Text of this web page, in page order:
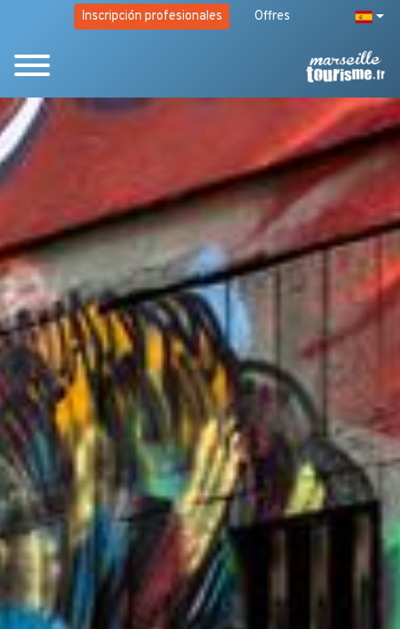
Inscripción profesionales Offres